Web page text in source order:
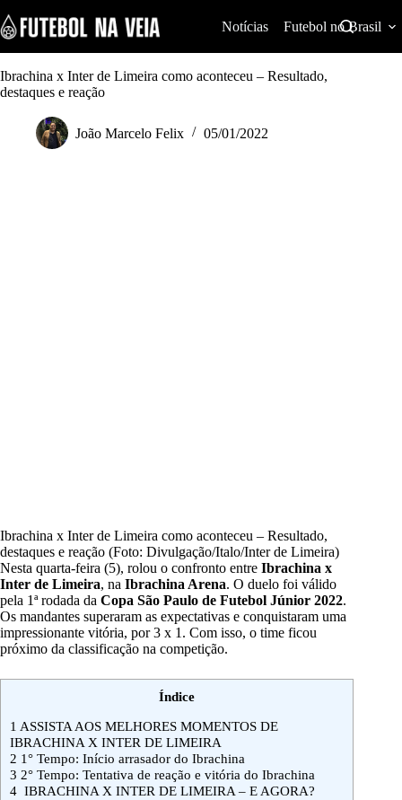
k
i
p
t
o
Notícias Futebol no Brasil
Ibrachina x Inter de Limeira como aconteceu – Resultado,
destaques e reação
João Marcelo Felix 05/01/2022
Ibrachina x Inter de Limeira como aconteceu – Resultado,
destaques e reação (Foto: Divulgação/Italo/Inter de Limeira)
Nesta quarta-feira (5), rolou o confronto entre Ibrachina x
Inter de Limeira, na Ibrachina Arena. O duelo foi válido
pela 1ª rodada da Copa São Paulo de Futebol Júnior 2022.
Os mandantes superaram as expectativas e conquistaram uma
impressionante vitória, por 3 x 1. Com isso, o time ficou
próximo da classificação na competição.
Índice
1 ASSISTA AOS MELHORES MOMENTOS DE
IBRACHINA X INTER DE LIMEIRA
2 1° Tempo: Início arrasador do Ibrachina
3 2° Tempo: Tentativa de reação e vitória do Ibrachina
4 IBRACHINA X INTER DE LIMEIRA – E AGORA?